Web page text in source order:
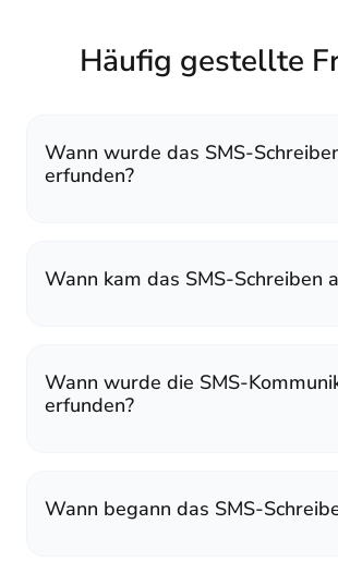
Häufig gestellte
Wann wurde das SMS-
erfunden?
Wann kam das SMS-Schreiben
Wann wurde die SMS-
erfunden?
Wann begann das SMS-